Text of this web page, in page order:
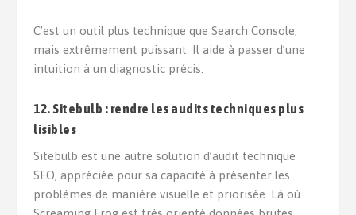
C’est un outil plus technique que Search Console,
mais extrêmement puissant. Il aide à passer d’une
intuition à un diagnostic précis.
12. Sitebulb : rendre les audits techniques plus
lisibles
Sitebulb est une autre solution d’audit technique
SEO, appréciée pour sa capacité à présenter les
problèmes de manière visuelle et priorisée. Là où